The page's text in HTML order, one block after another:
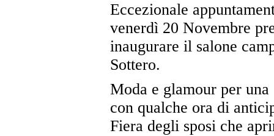
Eccezionale
venerdì 20 Novembre
inaugurare il salone
Sottero.
Moda e glamour per una
con qualche ora di
Fiera degli sposi che